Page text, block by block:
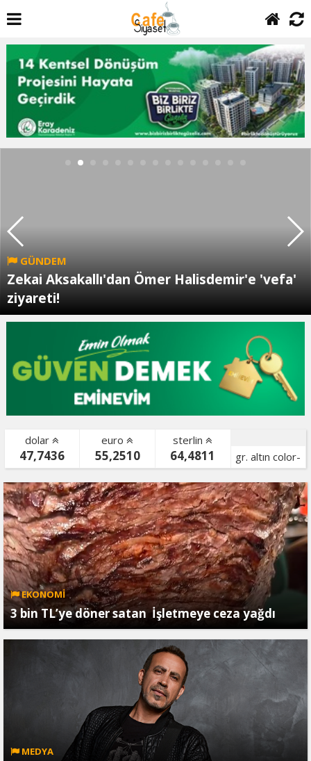
GÜNDEM
Zekai Aksakallı'dan Ömer Halisdemir'e 'vefa'
ziyareti!
dolar
47,7436
euro
55,2510
sterlin
64,4811
gr. altın color-
bist color-
EKONOMİ
3 bin TL’ye döner satan İşletmeye ceza yağdı
MEDYA